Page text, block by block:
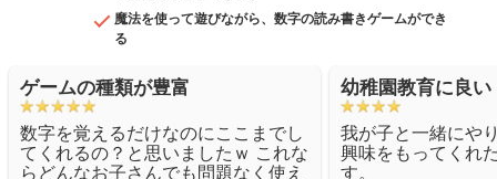
魔法を使って遊びながら、数字の読み書きゲームができ
る
ゲームの種類が豊富
数字を覚えるだけなのにここまでし
てくれるの？と思いましたｗ これな
らどんなお子さんでも問題なく使え
幼稚園教育に良い
我が子と一緒にや
興味をもってくれ
す。